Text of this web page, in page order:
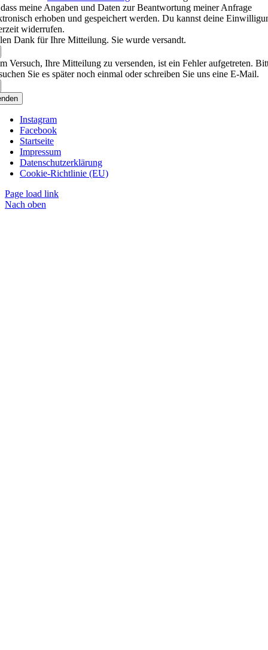
meine Angaben und Daten zur Beantwortung meiner Anfrage
erhoben und gespeichert werden. Du kannst deine
widerrufen.
Dank für Ihre Mitteilung. Sie wurde versandt.
Versuch, Ihre Mitteilung zu versenden, ist ein Fehler aufgetreten.
Sie es später noch einmal oder schreiben Sie uns eine E-Mail.
Instagram
Facebook
Startseite
Impressum
Datenschutzerklärung
Cookie-Richtlinie (EU)
Page load link
Nach oben